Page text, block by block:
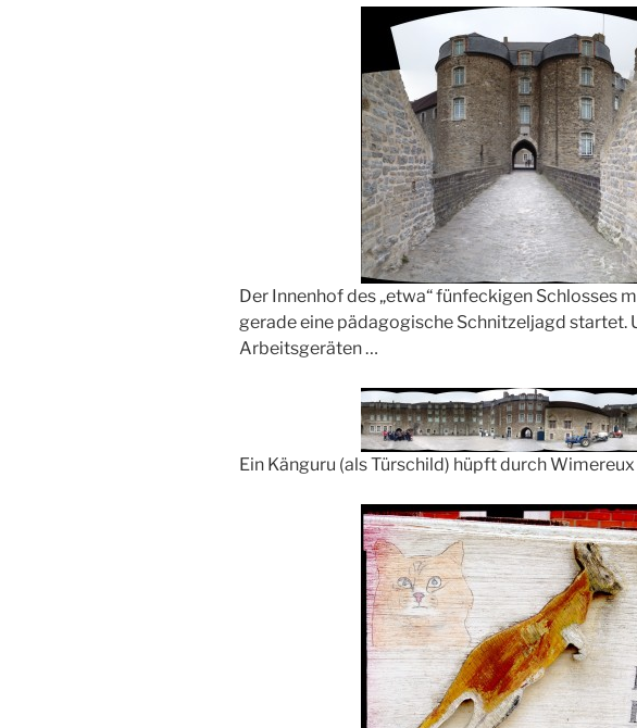
Der Innenhof des „etwa“ fünfeckigen Schlosses
gerade eine pädagogische Schnitzeljagd startet.
Arbeitsgeräten …
Ein Känguru (als Türschild) hüpft durch